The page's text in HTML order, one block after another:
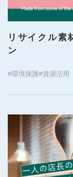
リサイクル素
ン
#環境保護#資源活用